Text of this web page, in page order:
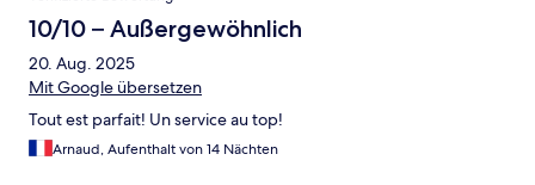
10/10 – Außergewöhnlich
20. Aug. 2025
Mit Google übersetzen
Tout est parfait! Un service au top!
Arnaud, Aufenthalt von 14 Nächten